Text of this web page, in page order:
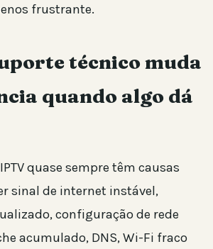
frustrante.
técnico muda
quando algo dá
quase sempre têm causas
sinal de internet instável,
configuração de rede
acumulado, DNS, Wi-Fi fraco